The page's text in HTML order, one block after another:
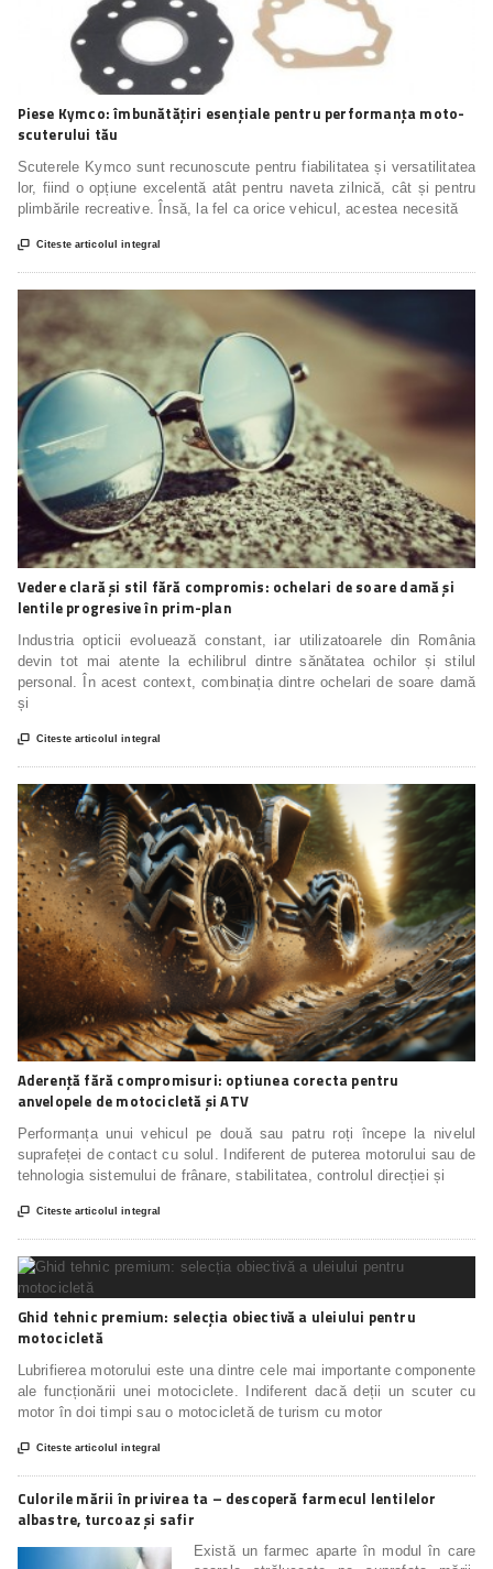
Piese Kymco: îmbunătățiri esențiale pentru performanța moto-
scuterului tău
Scuterele Kymco sunt recunoscute pentru fiabilitatea și versatilitatea
lor, fiind o opțiune excelentă atât pentru naveta zilnică, cât și pentru
plimbările recreative. Însă, la fel ca orice vehicul, acestea necesită
 Citeste articolul integral
Vedere clară și stil fără compromis: ochelari de soare damă și
lentile progresive în prim-plan
Industria opticii evoluează constant, iar utilizatoarele din România
devin tot mai atente la echilibrul dintre sănătatea ochilor și stilul
personal. În acest context, combinația dintre ochelari de soare damă
și
 Citeste articolul integral
Aderență fără compromisuri: optiunea corecta pentru
anvelopele de motocicletă și ATV
Performanța unui vehicul pe două sau patru roți începe la nivelul
suprafeței de contact cu solul. Indiferent de puterea motorului sau de
tehnologia sistemului de frânare, stabilitatea, controlul direcției și
 Citeste articolul integral
Ghid tehnic premium: selecția obiectivă a uleiului pentru
motocicletă
Lubrifierea motorului este una dintre cele mai importante componente
ale funcționării unei motociclete. Indiferent dacă deții un scuter cu
motor în doi timpi sau o motocicletă de turism cu motor
 Citeste articolul integral
Culorile mării în privirea ta – descoperă farmecul lentilelor
albastre, turcoaz și safir
Există un farmec aparte în modul în care